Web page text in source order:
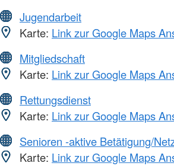
Jugendarbeit
Karte: Link zur Google Maps
Mitgliedschaft
Karte: Link zur Google Maps
Rettungsdienst
Karte: Link zur Google Maps
Senioren -aktive Betätigung/
Karte: Link zur Google Maps